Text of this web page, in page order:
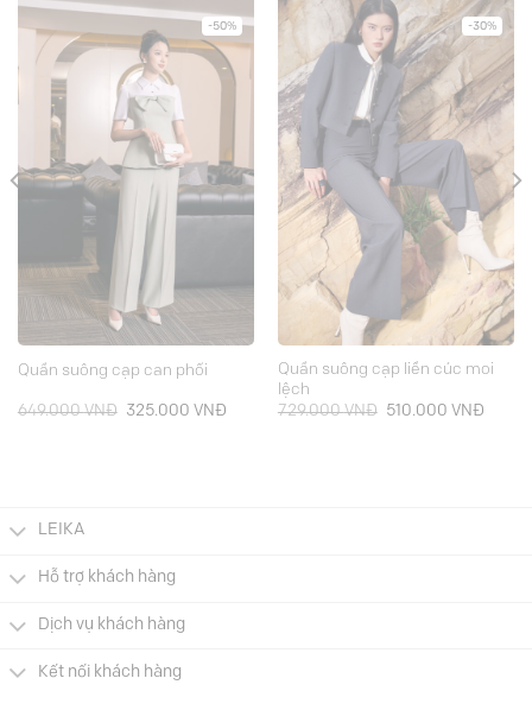
-50%
Quần suông cạp can phối
649.000VNĐ
Giá
325.000 VNĐGiá
-30%
Quần suông cạp liền cúc moi
lệch
729.000VNĐ
Giá
510.000 VNĐGiá
LEIKA
Hỗ trợ khách hàng
Dịch vụ khách hàng
Kết nối khách hàng